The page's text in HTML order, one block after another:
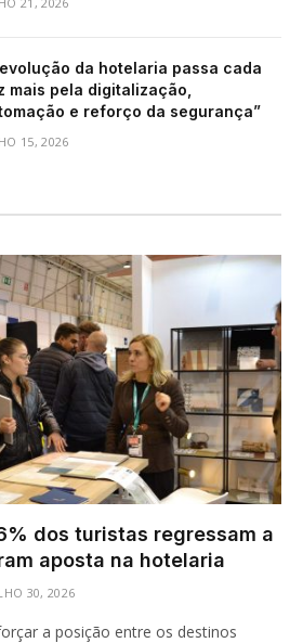
evolução da hotelaria passa cada
mais pela digitalização,
e reforço da segurança”
15, 2026
dos turistas regressam a
aposta na hotelaria
30, 2026
a posição entre os destinos